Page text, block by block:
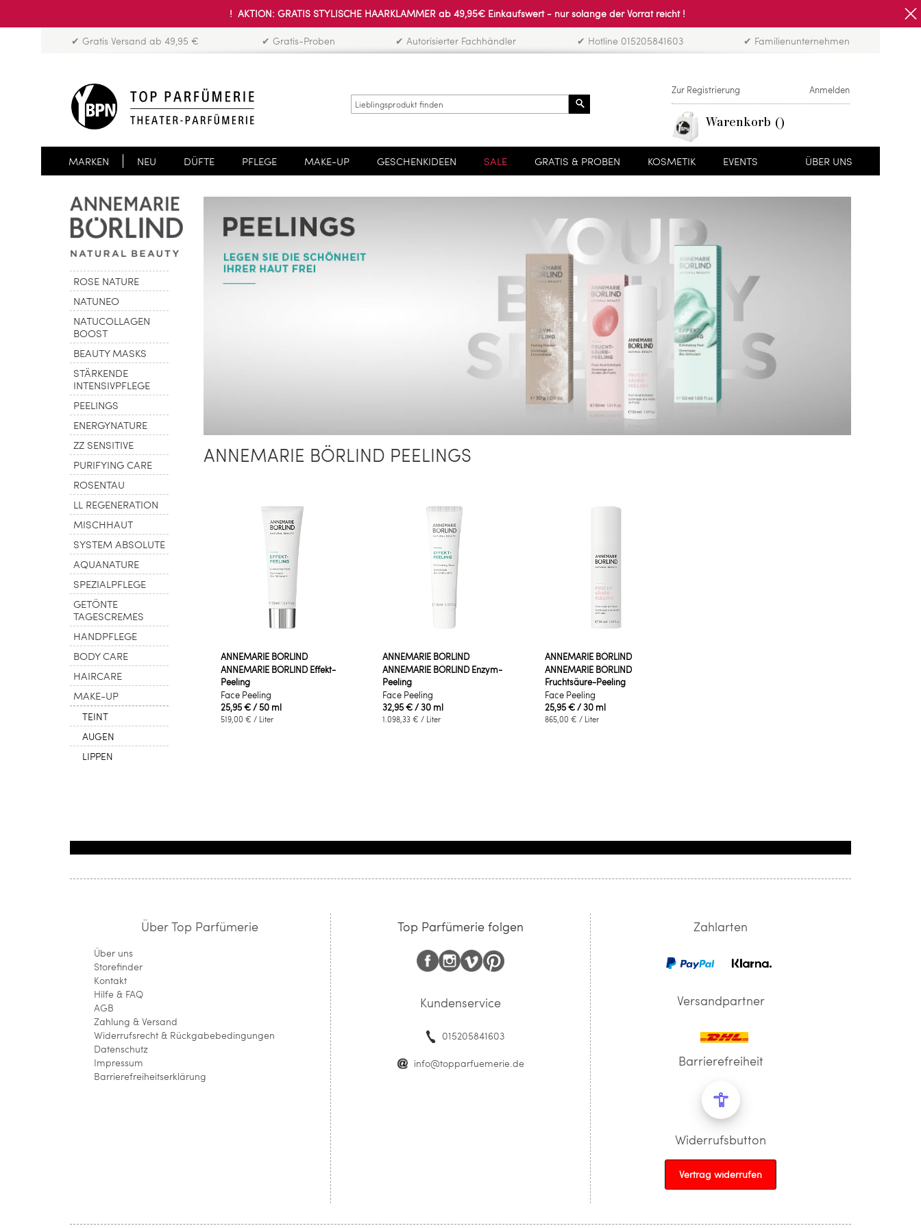
! AKTION: GRATIS STYLISCHE HAARKLAMMER ab 49,95€ Einkaufswert - nur solange der Vorrat reicht !
✔ Gratis Versand ab 49,95 € ✔ Gratis-Proben ✔ Autorisierter Fachhändler ✔ Hotline 015205841603 ✔ Familienunternehmen
Zur Registrierung Anmelden
Warenkorb
MARKEN NEU DÜFTE PFLEGE MAKE-UP GESCHENKIDEEN SALE GRATIS & PROBEN KOSMETIK EVENTS ÜBER UNS
ROSE NATURE
NATUNEO
NATUCOLLAGEN
BOOST
BEAUTY MASKS
STÄRKENDE
INTENSIVPFLEGE
PEELINGS
ENERGYNATURE
ZZ SENSITIVE
PURIFYING CARE
ROSENTAU
LL REGENERATION
MISCHHAUT
SYSTEM ABSOLUTE
AQUANATURE
SPEZIALPFLEGE
GETÖNTE
TAGESCREMES
HANDPFLEGE
BODY CARE
HAIRCARE
MAKE-UP
TEINT
AUGEN
LIPPEN
ANNEMARIE BÖRLIND PEELINGS
ANNEMARIE BÖRLIND
ANNEMARIE BÖRLIND Effekt-
Peeling
Face Peeling
25,95 €/ 50 ml
519,00 € / Liter
ANNEMARIE BÖRLIND
ANNEMARIE BÖRLIND Enzym-
Peeling
Face Peeling
32,95 €/ 30 ml
1.098,33 € / Liter
ANNEMARIE BÖRLIND
ANNEMARIE BÖRLIND
Fruchtsäure-Peeling
Face Peeling
25,95 €/ 30 ml
865,00 € / Liter
Über Top Parfümerie
Über uns
Storefinder
Kontakt
Hilfe & FAQ
AGB
Zahlung & Versand
Widerrufsrecht & Rückgabebedingungen
Datenschutz
Impressum
Barrierefreiheitserklärung
Top Parfümerie folgen
Kundenservice
015205841603
info@topparfuemerie.de
Zahlarten
Versandpartner
Barrierefreiheit
Widerrufsbutton
Vertrag widerrufen